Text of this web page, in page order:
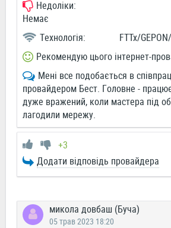
Недоліки:
Немає
Технологія:
FTTx/
Рекомендую цього інтернет-
Мені все подобається в
провайдером Бест. Головне -
дуже вражений, коли мастера під
лагодили мережу.
+3
Додати відповідь провайдера
микола довбаш (Буча)
05 трав 2023 18:20